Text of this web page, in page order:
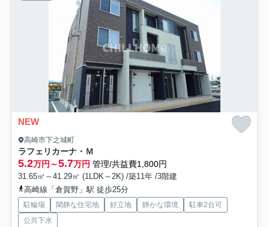
NEW
高崎市下之城町
ラフェリカーナ・Ｍ
5.2万円～5.7万円 管理/共益費1,800円
31.65㎡～41.29㎡ (1LDK～2K) /築11年 /3階建
高崎線「倉賀野」駅 徒歩25分
駐輪場 閑静な住宅地 好立地 静かな環境
駐車2台可
公共下水